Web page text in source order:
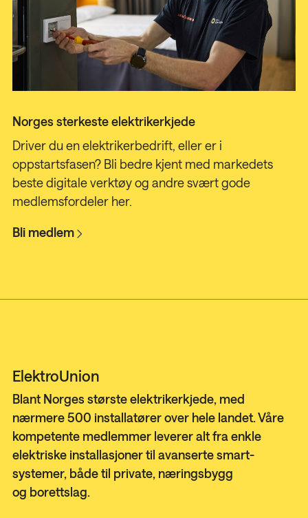
Norges sterkeste elektrikerkjede
Driver du en elektrikerbedrift, eller er i
oppstartsfasen? Bli bedre kjent med markedets
beste digitale verktøy og andre svært gode
medlemsfordeler her.
Bli medlem
ElektroUnion
Blant Norges største elektrikerkjede, med
nærmere 500 installatører over hele landet. Våre
kompetente medlemmer leverer alt fra enkle
elektriske installasjoner til avanserte smart-
systemer, både til private, næringsbygg
og borettslag.